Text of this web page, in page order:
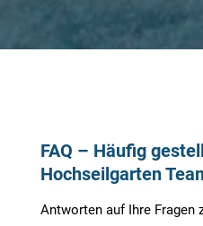
FAQ – Häufig
Hochseilgarten
Antworten auf Ihre Fragen